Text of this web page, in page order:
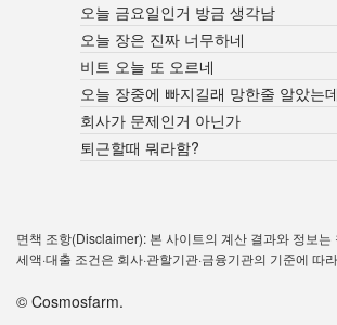
오늘 금요일인거 방금 생각남
오늘 장은 진짜 너무하네
비트 오늘 또 오르네
오늘 장중에 빠지길래 망한줄 알았는데
회사가 문제인거 아닌가
퇴근할때 뭐라함?
면책 조항(Disclaimer): 본 사이트의 계산 결과와 정보는
세액·대출 조건은 회사·관할기관·금융기관의 기준에 따
© Cosmosfarm.